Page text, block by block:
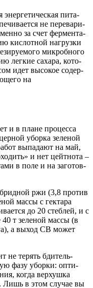
энер­ге­ти­че­ская пита­
не пере­ва­ри­
за счет фер­мен­та­
кис­лот­ной нагруз­ки
мик­роб­но­го
лег­кие саха­ра, кото­
идет высо­кое содер­
на
и в плане про­цес­са
убор­ка зеле­ной
выпа­да­ют на май,
и нет цейт­но­та –
в поле и на заго­тов­
ржи (3,8 про­тив
мас­сы с гек­та­ра
до 20 стеб­лей, и с
т зеле­ной мас­сы (в
а выход СВ может
не терять бди­тель­
фазу убор­ки: опти­
когда вер­хуш­ка
Лишь в этом слу­чае вы